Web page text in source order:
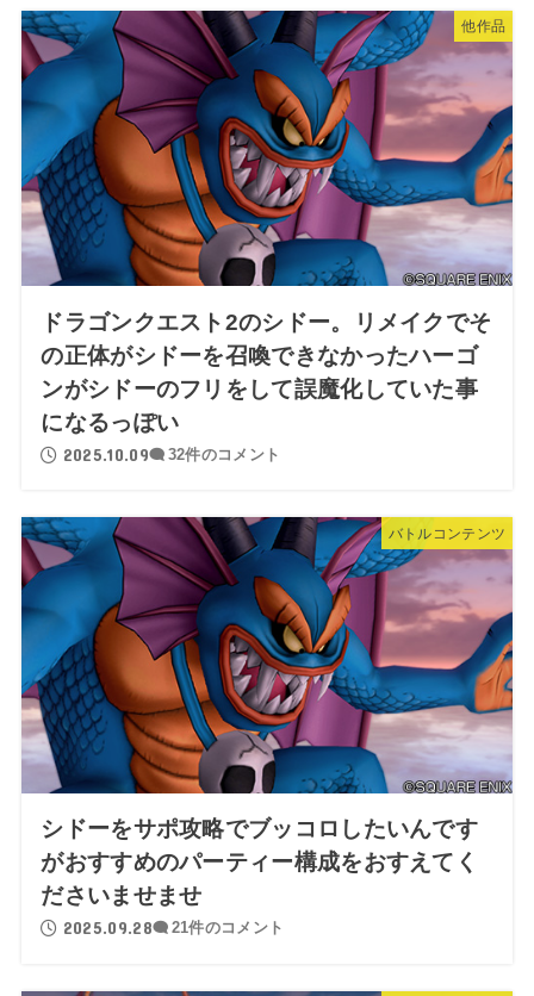
他作品
ドラゴンクエスト2のシドー。リメイクでそ
の正体がシドーを召喚できなかったハーゴ
ンがシドーのフリをして誤魔化していた事
になるっぽい
2025.10.09 32件のコメント
バトルコンテンツ
シドーをサポ攻略でブッコロしたいんです
がおすすめのパーティー構成をおすえてく
ださいませませ
2025.09.28 21件のコメント